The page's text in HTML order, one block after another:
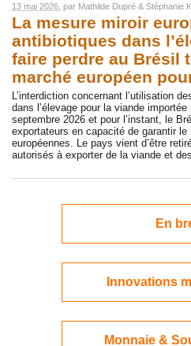
13 mai 2026 , par Mathilde Dupré & Stéphanie
La mesure miroir
antibiotiques dans
faire perdre au Brésil
marché européen
L’interdiction concernant l’utilisation
dans l’élevage pour la viande
septembre 2026 et pour l’instant, le
exportateurs en capacité de garantir
européennes. Le pays vient d’être
autorisés à exporter de la viande et
En
Innovations
Monnaie &